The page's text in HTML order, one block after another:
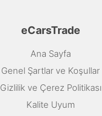
eCarsTrade
Ana Sayfa
Genel Şartlar ve Koşullar
Gizlilik ve Çerez Politikası
Kalite Uyum